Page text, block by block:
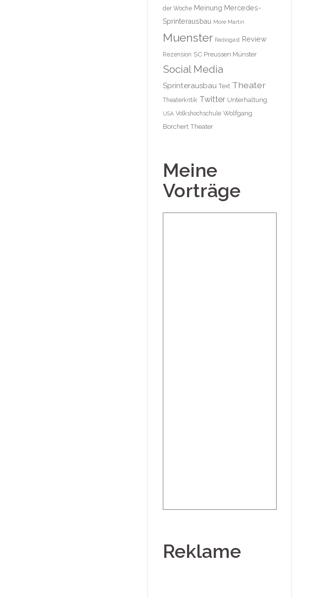
der Woche Meinung Mercedes-
Sprinterausbau More Martin
Muenster Radiogast Review
Rezension SC Preussen Münster
Social Media
Sprinterausbau Text Theater
Theaterkritik Twitter Unterhaltung
USA Volkshochschule Wolfgang
Borchert Theater
Meine
Vorträge
Reklame